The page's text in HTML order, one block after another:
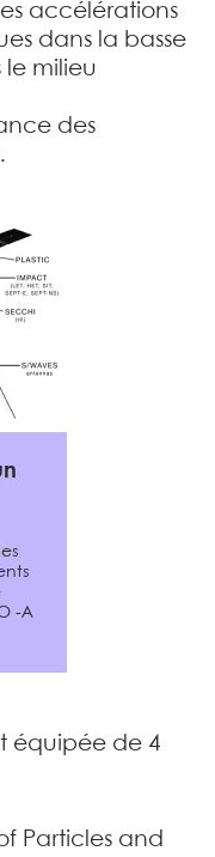
accélérations
dans la basse
le milieu
des
-A
équipée de 4
Particles and